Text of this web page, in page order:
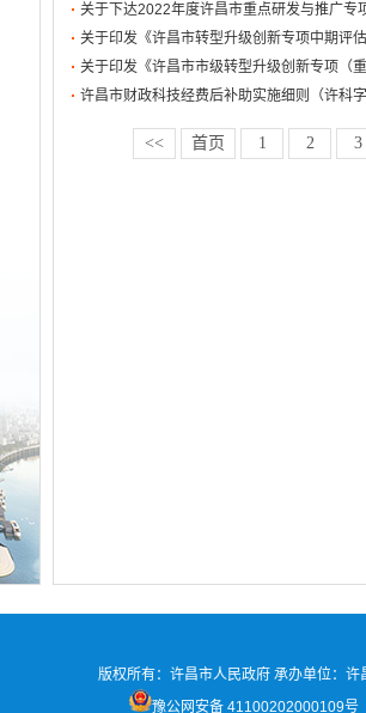
关于下达2022年度许昌市重点研发与推广专
关于印发《许昌市转型升级创新专项中期评
关于印发《许昌市市级转型升级创新专项（
许昌市财政科技经费后补助实施细则（许科
<< 首页 1 2 3
版权所有：许昌市人民政府 承办单位：许
豫公网安备 41100202000109号